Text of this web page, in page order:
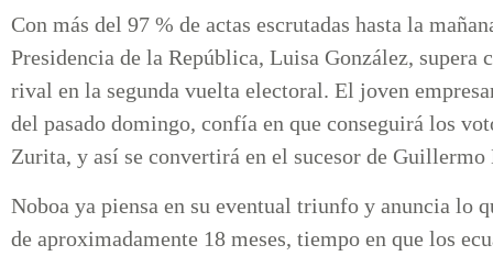
Con más del 97 % de actas escrutadas hasta la
Presidencia de la República, Luisa González, supera
rival en la segunda vuelta electoral. El joven
del pasado domingo, confía en que conseguirá los
Zurita, y así se convertirá en el sucesor de Guillermo
Noboa ya piensa en su eventual triunfo y anuncia lo
de aproximadamente 18 meses, tiempo en que los